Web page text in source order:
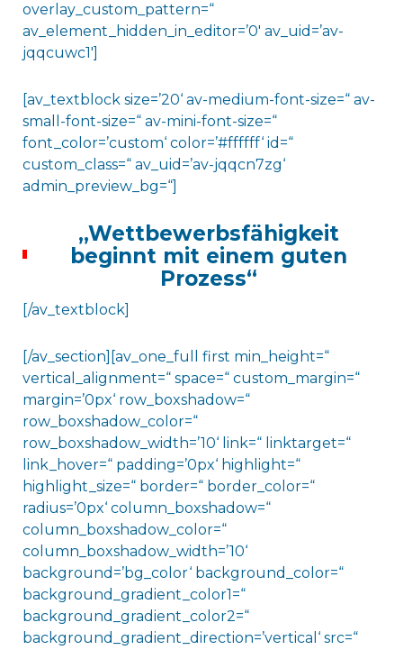
overlay_custom_pattern=“
av_element_hidden_in_editor=’0′ av_uid=’av-
jqqcuwc1′]
[av_textblock size=’20‘ av-medium-font-size=“ av-
small-font-size=“ av-mini-font-size=“
font_color=’custom‘ color=’#ffffff‘ id=“
custom_class=“ av_uid=’av-jqqcn7zg‘
admin_preview_bg=“]
„Wettbewerbsfähigkeit
beginnt mit einem guten
Prozess“
[/av_textblock]
[/av_section][av_one_full first min_height=“
vertical_alignment=“ space=“ custom_margin=“
margin=’0px‘ row_boxshadow=“
row_boxshadow_color=“
row_boxshadow_width=’10‘ link=“ linktarget=“
link_hover=“ padding=’0px‘ highlight=“
highlight_size=“ border=“ border_color=“
radius=’0px‘ column_boxshadow=“
column_boxshadow_color=“
column_boxshadow_width=’10‘
background=’bg_color‘ background_color=“
background_gradient_color1=“
background_gradient_color2=“
background_gradient_direction=’vertical‘ src=“